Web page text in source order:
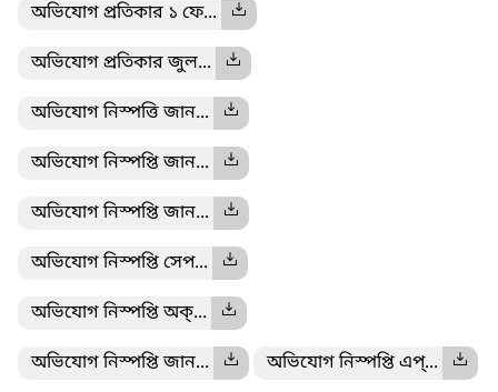
অভিযোগ প্রতিকার ১ ফে...
অভিযোগ প্রতিকার জুল...
অভিযোগ নিস্পত্তি জান...
অভিযোগ নিস্পপ্তি জান...
অভিযোগ নিস্পপ্তি জান...
অভিযোগ নিস্পপ্তি সেপ...
অভিযোগ নিস্পপ্তি অক্...
অভিযোগ নিস্পপ্তি জান... অভিযোগ নিস্পপ্তি এপ্...